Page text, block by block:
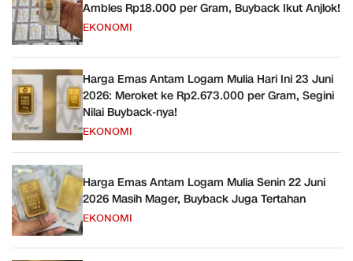
Ambles Rp18.000 per Gram, Buyback Ikut Anjlok!
EKONOMI
Harga Emas Antam Logam Mulia Hari Ini 23 Juni
2026: Meroket ke Rp2.673.000 per Gram, Segini
Nilai Buyback-nya!
EKONOMI
Harga Emas Antam Logam Mulia Senin 22 Juni
2026 Masih Mager, Buyback Juga Tertahan
EKONOMI